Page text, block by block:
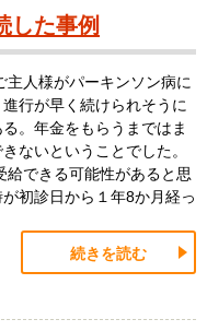
した事例
人様がパーキンソン病に
行が早く続けられそうに
。年金をもらうまではま
ないということでした。
できる可能性があると思
初診日から１年8か月経っ
続きを読む